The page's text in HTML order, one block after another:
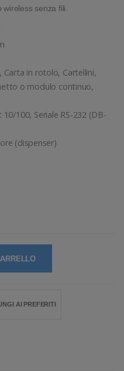
senza fili.
Carta in rotolo, Cartellini,
o modulo continuo,
100, Seriale RS-232 (DB-
(dispenser)
AI PREFERITI